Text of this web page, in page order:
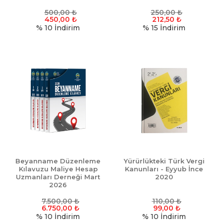
500,00₺
450,00 ₺
% 10 İndirim
250,00₺
212,50 ₺
% 15 İndirim
Beyanname Düzenleme
Kılavuzu Maliye Hesap
Uzmanları Derneği Mart
2026
7.500,00₺
6.750,00 ₺
% 10 İndirim
Yürürlükteki Türk Vergi
Kanunları - Eyyub İnce
2020
110,00₺
99,00 ₺
% 10 İndirim